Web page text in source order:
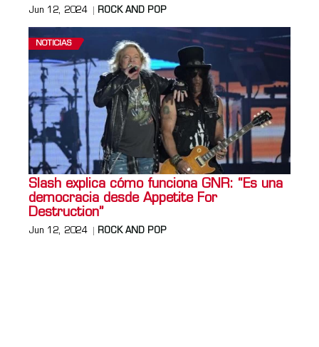
Jun 12, 2024 ROCK AND POP
NOTICIAS
Slash explica cómo funciona GNR: “Es una
democracia desde Appetite For
Destruction”
Jun 12, 2024 ROCK AND POP